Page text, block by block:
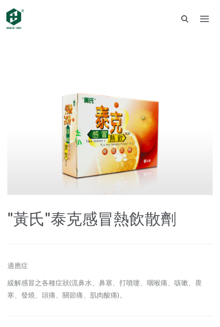
"黃氏"泰克感冒熱飲散劑
適應症
緩解感冒之各種症狀(流鼻水、鼻塞、打噴嚏、咽喉痛、咳嗽、畏
寒、發燒、頭痛、關節痛、肌肉酸痛)。